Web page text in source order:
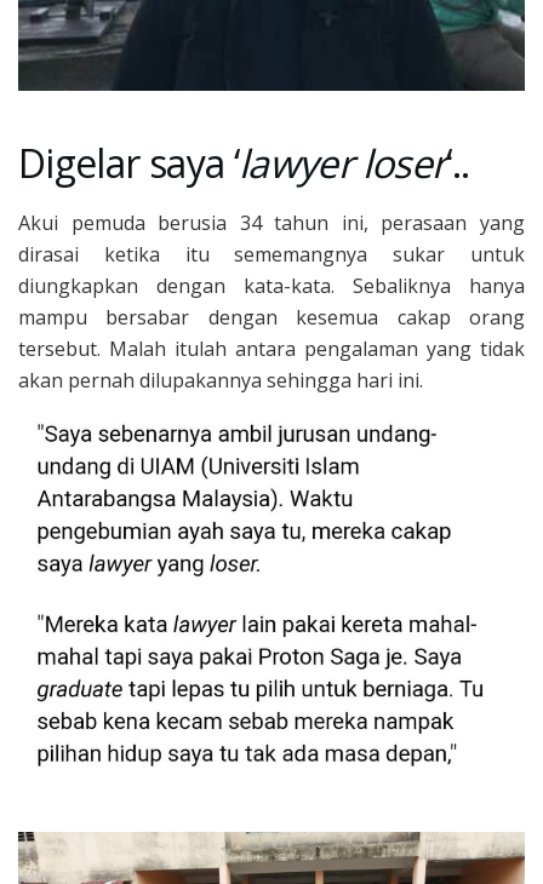
Digelar saya ‘lawyer loser‘..
Akui pemuda berusia 34 tahun ini, perasaan yang
dirasai ketika itu sememangnya sukar untuk
diungkapkan dengan kata-kata. Sebaliknya hanya
mampu bersabar dengan kesemua cakap orang
tersebut. Malah itulah antara pengalaman yang tidak
akan pernah dilupakannya sehingga hari ini.